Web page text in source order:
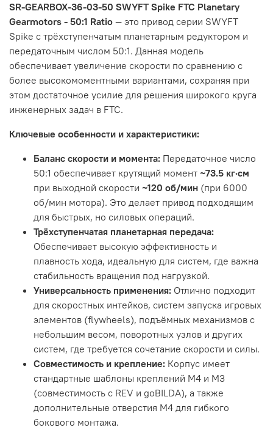
SR-GEARBOX-36-03-50 SWYFT Spike FTC Planetary
Gearmotors - 50:1 Ratio — это привод серии SWYFT
Spike с трёхступенчатым планетарным редуктором и
передаточным числом 50:1. Данная модель
обеспечивает увеличение скорости по сравнению с
более высокомоментными вариантами, сохраняя при
этом достаточное усилие для решения широкого круга
инженерных задач в FTC.
Ключевые особенности и характеристики:
Баланс скорости и момента: Передаточное число
50:1 обеспечивает крутящий момент ~73.5 кг·см
при выходной скорости ~120 об/мин (при 6000
об/мин мотора). Это делает привод подходящим
для быстрых, но силовых операций.
Трёхступенчатая планетарная передача:
Обеспечивает высокую эффективность и
плавность хода, идеальную для систем, где важна
стабильность вращения под нагрузкой.
Универсальность применения: Отлично подходит
для скоростных интейков, систем запуска игровых
элементов (flywheels), подъёмных механизмов с
небольшим весом, поворотных узлов и других
систем, где требуется сочетание скорости и силы.
Совместимость и крепление: Корпус имеет
стандартные шаблоны креплений M4 и M3
(совместимость с REV и goBILDA), а также
дополнительные отверстия M4 для гибкого
бокового монтажа.